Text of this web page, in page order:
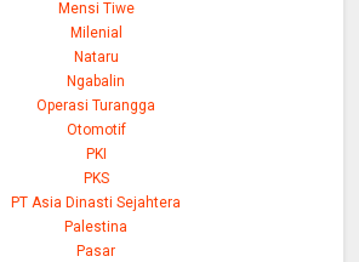
Mensi Tiwe
Milenial
Nataru
Ngabalin
Operasi Turangga
Otomotif
PKI
PKS
PT Asia Dinasti Sejahtera
Palestina
Pasar